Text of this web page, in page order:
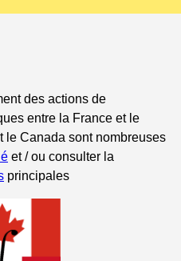
des actions de
entre la France et le
le Canada sont nombreuses
et / ou consulter la
principales